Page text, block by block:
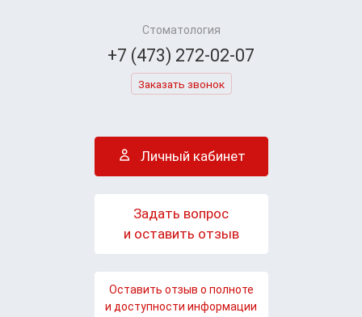
Стоматология
+7 (473) 272-02-07
Заказать звонок
Личный кабинет
Задать вопрос
и оставить отзыв
Оставить отзыв о полноте
и доступности информации